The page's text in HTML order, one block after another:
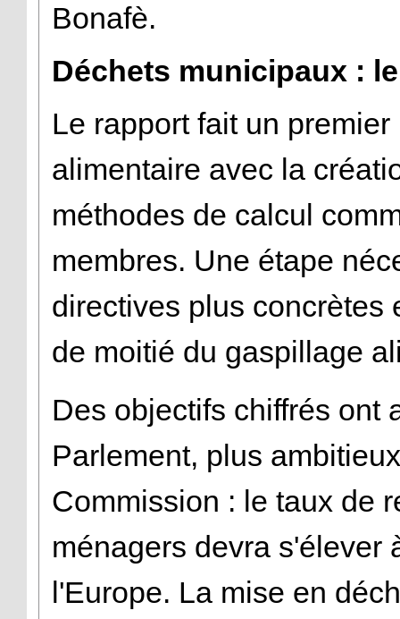
Bonafè.
Déchets municipaux :
Le rapport fait un
alimentaire avec la
méthodes de calcul
membres. Une étape
directives plus concrètes
de moitié du gaspillage
Des objectifs chiffrés ont
Parlement, plus
Commission : le taux de
ménagers devra s'élever
l'Europe. La mise en